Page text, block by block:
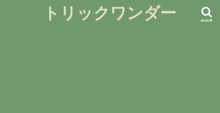
トリックワンダー search